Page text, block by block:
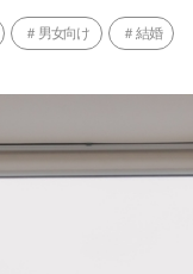
男女向け 結婚